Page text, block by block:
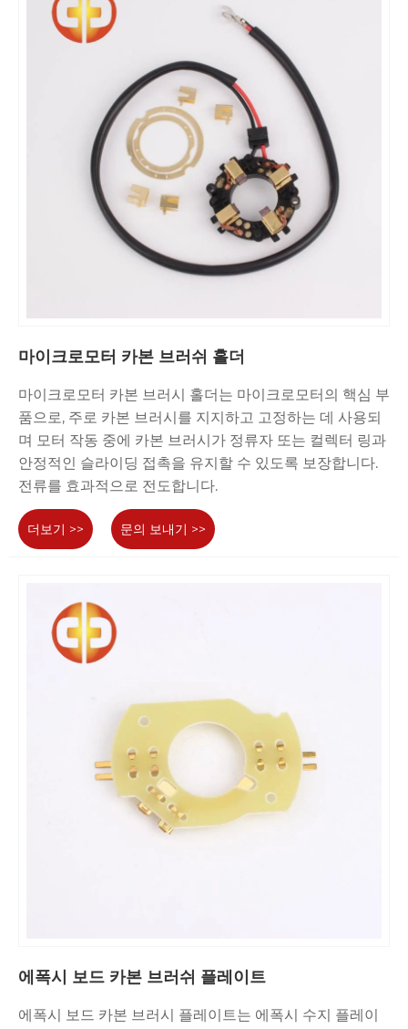
마이크로모터 카본 브러쉬 홀더
마이크로모터 카본 브러시 홀더는 마이크로모터의 핵심 부
품으로, 주로 카본 브러시를 지지하고 고정하는 데 사용되
며 모터 작동 중에 카본 브러시가 정류자 또는 컬렉터 링과
안정적인 슬라이딩 접촉을 유지할 수 있도록 보장합니다.
전류를 효과적으로 전도합니다.
더보기 >> 문의 보내기 >>
에폭시 보드 카본 브러쉬 플레이트
에폭시 보드 카본 브러시 플레이트는 에폭시 수지 플레이